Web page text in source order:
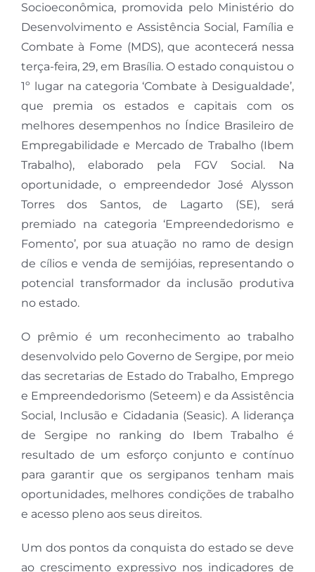
Socioeconômica, promovida pelo Ministério do
Desenvolvimento e Assistência Social, Família e
Combate à Fome (MDS), que acontecerá nessa
terça-feira, 29, em Brasília. O estado conquistou o
1º lugar na categoria ‘Combate à Desigualdade’,
que premia os estados e capitais com os
melhores desempenhos no Índice Brasileiro de
Empregabilidade e Mercado de Trabalho (Ibem
Trabalho), elaborado pela FGV Social. Na
oportunidade, o empreendedor José Alysson
Torres dos Santos, de Lagarto (SE), será
premiado na categoria ‘Empreendedorismo e
Fomento’, por sua atuação no ramo de design
de cílios e venda de semijóias, representando o
potencial transformador da inclusão produtiva
no estado.
O prêmio é um reconhecimento ao trabalho
desenvolvido pelo Governo de Sergipe, por meio
das secretarias de Estado do Trabalho, Emprego
e Empreendedorismo (Seteem) e da Assistência
Social, Inclusão e Cidadania (Seasic). A liderança
de Sergipe no ranking do Ibem Trabalho é
resultado de um esforço conjunto e contínuo
para garantir que os sergipanos tenham mais
oportunidades, melhores condições de trabalho
e acesso pleno aos seus direitos.
Um dos pontos da conquista do estado se deve
ao crescimento expressivo nos indicadores de